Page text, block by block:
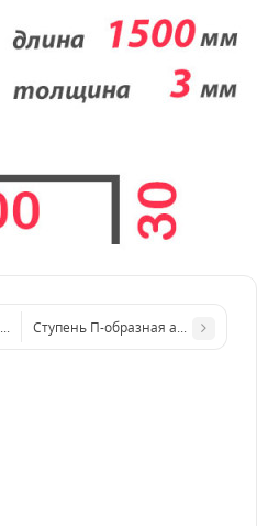
1250x4 мм
Ступень П-образная алюминиевая